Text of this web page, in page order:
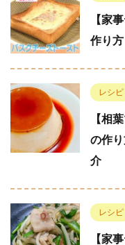
【家
作り
レシピ
【相
の作
介
レシピ
【家